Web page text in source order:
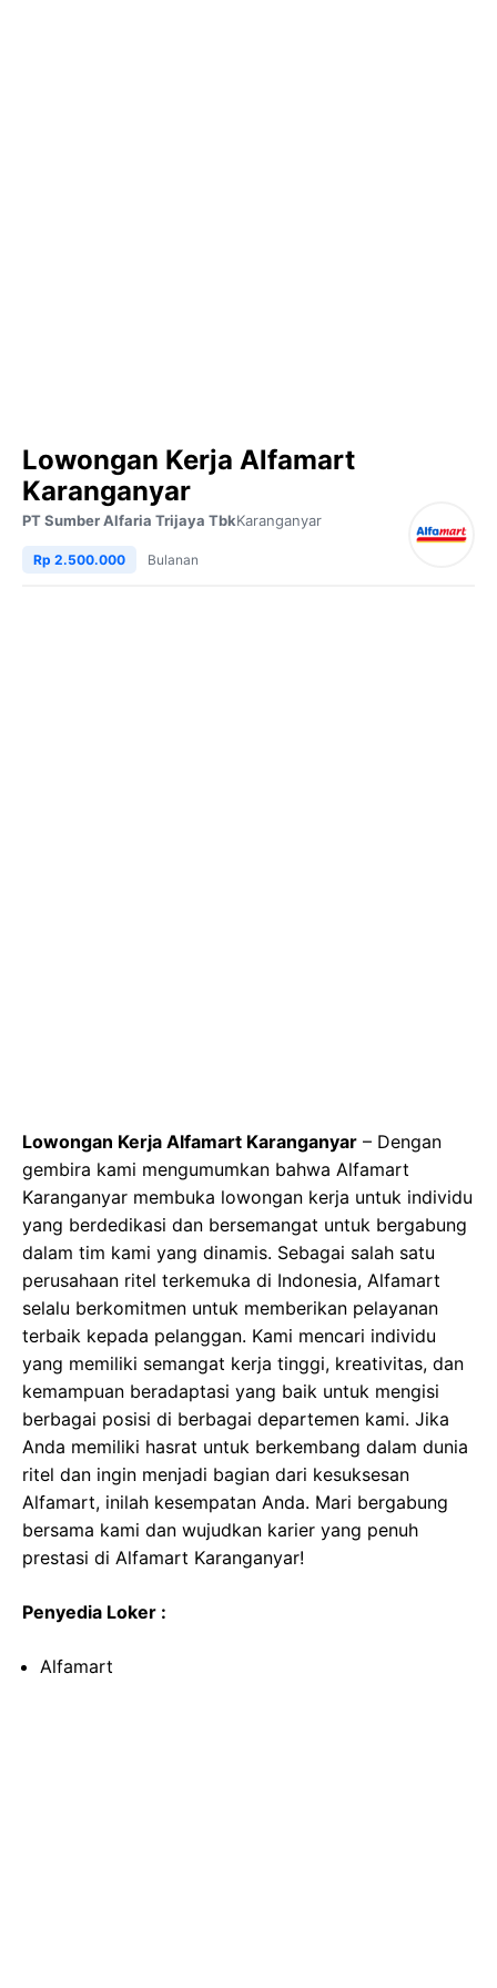
Lowongan Kerja Alfamart
Karanganyar
PT Sumber Alfaria Trijaya TbkKaranganyar
Rp 2.500.000 Bulanan
Lowongan Kerja Alfamart Karanganyar – Dengan
gembira kami mengumumkan bahwa Alfamart
Karanganyar membuka lowongan kerja untuk individu
yang berdedikasi dan bersemangat untuk bergabung
dalam tim kami yang dinamis. Sebagai salah satu
perusahaan ritel terkemuka di Indonesia, Alfamart
selalu berkomitmen untuk memberikan pelayanan
terbaik kepada pelanggan. Kami mencari individu
yang memiliki semangat kerja tinggi, kreativitas, dan
kemampuan beradaptasi yang baik untuk mengisi
berbagai posisi di berbagai departemen kami. Jika
Anda memiliki hasrat untuk berkembang dalam dunia
ritel dan ingin menjadi bagian dari kesuksesan
Alfamart, inilah kesempatan Anda. Mari bergabung
bersama kami dan wujudkan karier yang penuh
prestasi di Alfamart Karanganyar!
Penyedia Loker :
Alfamart